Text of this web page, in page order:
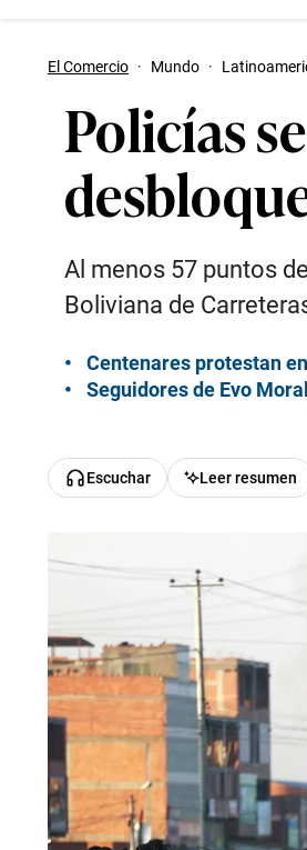
El Comercio · Mundo ·
Policías
Al menos 57 puntos
Boliviana de
Centenares protestan
Seguidores de Evo
Escuchar Leer resumen